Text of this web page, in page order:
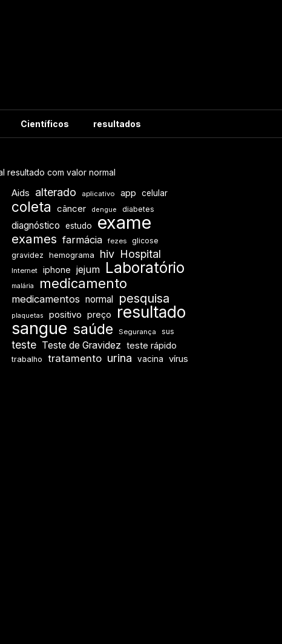
Científicos resultados
resultado com valor normal
Aids alterado aplicativo app celular
coleta câncer dengue diabetes
diagnóstico estudo exame
exames farmácia fezes
glicose
gravidez
hemograma hiv Hospital
Internet iphone jejum Laboratório
malária medicamento
medicamentos normal pesquisa
plaquetas positivo preço resultado
sangue saúde Segurança sus
teste Teste de Gravidez teste rápido
trabalho tratamento urina vacina vírus